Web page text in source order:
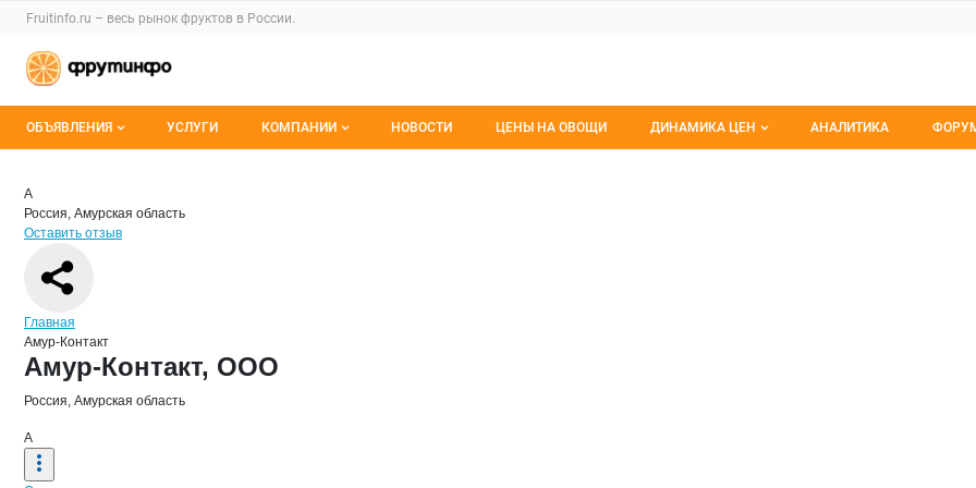
Раздел навигации по сайту fruitinfo.ru
Fruitinfo.ru – весь рынок фруктов в России.
Авторизация и меню пользователя
Навигация по разделам сайта fruitinfo.ru
ОБЪЯВЛЕНИЯ
Мои объявления
УСЛУГИ КОМПАНИИ НОВОСТИ ЦЕНЫ НА ОВОЩИ ДИНАМИКА ЦЕН АНАЛИТИКА
Страница компании
Страница компании
Краткая информация о компании
А
Россия, Амурская область
Оставить отзыв
Навигация по сайту
Главная
Амур-Контакт
Основная информация о компании
Амур-Контакт, ООО
Россия, Амурская область
А